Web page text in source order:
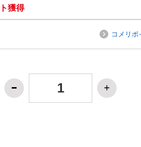
獲得
コメリポ